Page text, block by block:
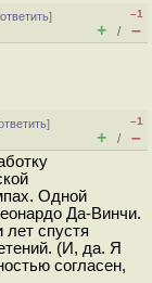
ответить]
–1
+ / –
]
–1
+ / –
Одной
Да-Винчи.
спустя
(И, да. Я
согласен,